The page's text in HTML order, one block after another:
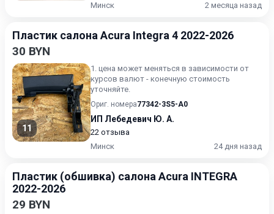
Минск
2 месяца назад
Пластик салона Acura Integra 4 2022-2026
30 BYN
11
1. цена может меняться в зависимости от
курсов валют - конечную стоимость
уточняйте.
Ориг. номера77342-3S5-A0
ИП Лебедевич Ю. А.
22 отзыва
Минск
24 дня назад
Пластик (обшивка) салона Acura INTEGRA
2022-2026
29 BYN